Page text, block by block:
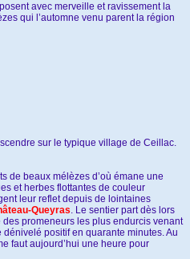
avec merveille et ravissement la
qui l’automne venu parent la région
sur le typique village de Ceillac.
de beaux mélèzes d’où émane une
et herbes flottantes de couleur
leur reflet depuis de lointaines
Queyras. Le sentier part dès lors
promeneurs les plus endurcis venant
positif en quarante minutes. Au
faut aujourd’hui une heure pour